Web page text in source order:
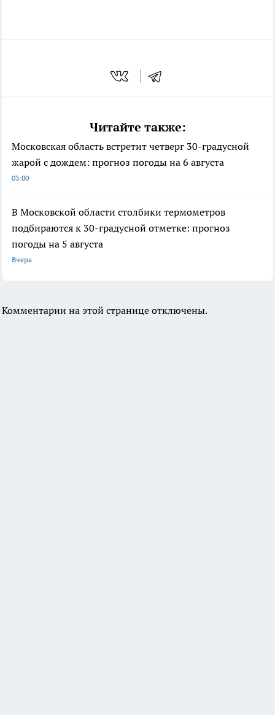
Читайте также:
Московская область встретит четверг 30-градусной
жарой с дождем: прогноз погоды на 6 августа
03:00
В Московской области столбики термометров
подбираются к 30-градусной отметке: прогноз
погоды на 5 августа
Вчера
Комментарии на этой странице отключены.